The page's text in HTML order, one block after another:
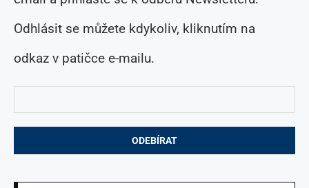
Odhlásit se můžete kdykoliv, kliknutím na
odkaz v patičce e-mailu.